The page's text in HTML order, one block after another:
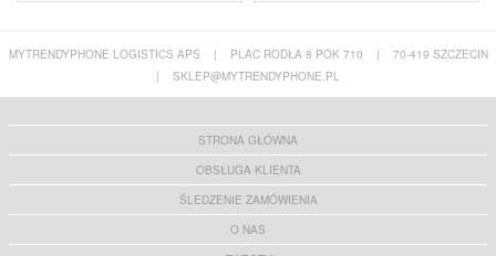
MYTRENDYPHONE LOGISTICS APS | PLAC RODŁA 8 POK 710 |
70-419 SZCZECIN
|
SKLEP@MYTRENDYPHONE.PL
STRONA GŁÓWNA
OBSŁUGA KLIENTA
ŚLEDZENIE ZAMÓWIENIA
O NAS